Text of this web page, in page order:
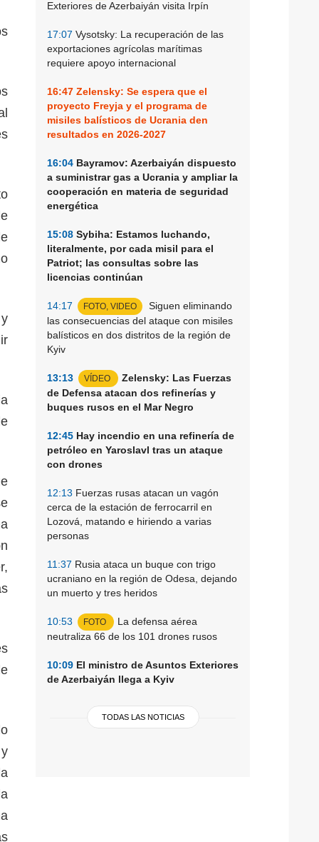
Exteriores de Azerbaiyán visita Irpín
17:07 Vysotsky: La recuperación de las
exportaciones agrícolas marítimas
requiere apoyo internacional
16:47 Zelensky: Se espera que el
proyecto Freyja y el programa de
misiles balísticos de Ucrania den
resultados en 2026-2027
16:04 Bayramov: Azerbaiyán dispuesto
a suministrar gas a Ucrania y ampliar la
cooperación en materia de seguridad
energética
15:08 Sybiha: Estamos luchando,
literalmente, por cada misil para el
Patriot; las consultas sobre las
licencias continúan
14:17 FOTO, VIDEO
Siguen eliminando
las consecuencias del ataque con misiles
balísticos en dos distritos de la región de
Kyiv
13:13 VÍDEO
Zelensky: Las Fuerzas
de Defensa atacan dos refinerías y
buques rusos en el Mar Negro
12:45 Hay incendio en una refinería de
petróleo en Yaroslavl tras un ataque
con drones
12:13 Fuerzas rusas atacan un vagón
cerca de la estación de ferrocarril en
Lozová, matando e hiriendo a varias
personas
11:37 Rusia ataca un buque con trigo
ucraniano en la región de Odesa, dejando
un muerto y tres heridos
10:53 FOTO
La defensa aérea
neutraliza 66 de los 101 drones rusos
10:09 El ministro de Asuntos Exteriores
de Azerbaiyán llega a Kyiv
TODAS LAS NOTICIAS